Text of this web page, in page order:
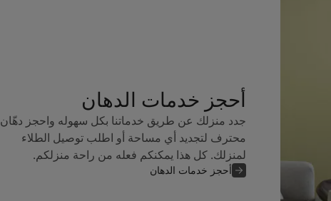
أحجز خدمات الدهان
جدد منزلك عن طريق خدماتنا بكل سهوله واحجز دهّان
محترف لتجديد أي مساحة أو اطلب توصيل الطلاء
لمنزلك. كل هذا يمكنكم فعله من راحة منزلكم.
أحجز خدمات الدهان